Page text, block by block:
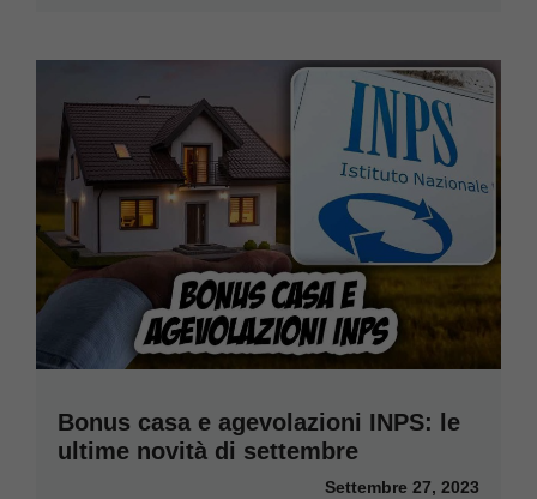
Bonus casa e agevolazioni INPS: le
ultime novità di settembre
Settembre 27, 2023